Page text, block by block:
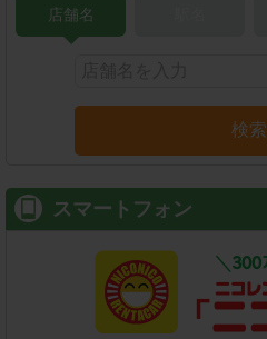
店舗名
検索
スマートフォン